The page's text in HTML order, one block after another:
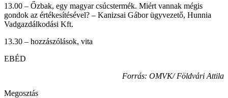
13.00 – Őzbak, egy magyar csúcstermék. Miért vannak mégis
gondok az értékesítésével? – Kanizsai Gábor ügyvezető, Hunnia
Vadgazdálkodási Kft.
13.30 – hozzászólások, vita
EBÉD
Forrás: OMVK/ Földvári Attila
Megosztás